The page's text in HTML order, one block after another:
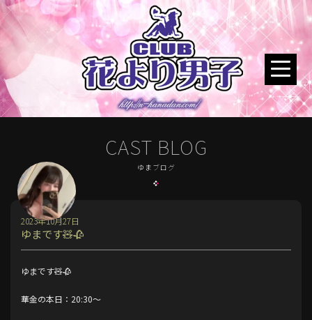
CAST BLOG
ゆまブログ
ゆまです🧸🥀
2023年10月27日
ゆまです🧸🥀
華金の本日：20:30～